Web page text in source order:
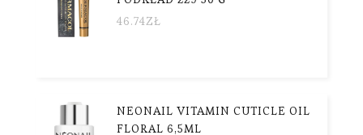
46.74ZŁ
NEONAIL VITAMIN CUTICLE OIL
FLORAL 6,5ML